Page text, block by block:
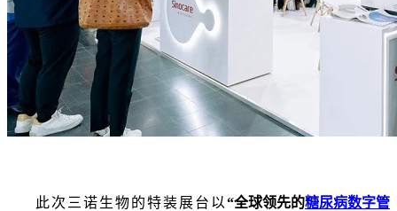
此次三诺生物的特装展台以“全球领先的糖尿病数字管